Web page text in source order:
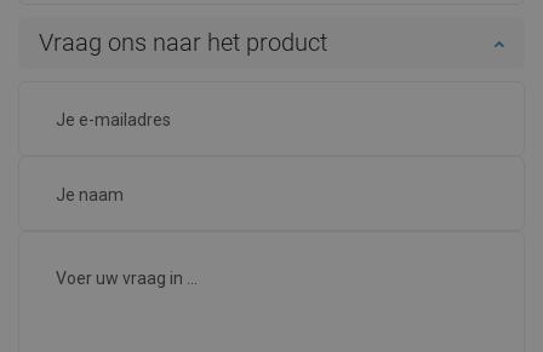
Vraag ons naar het product